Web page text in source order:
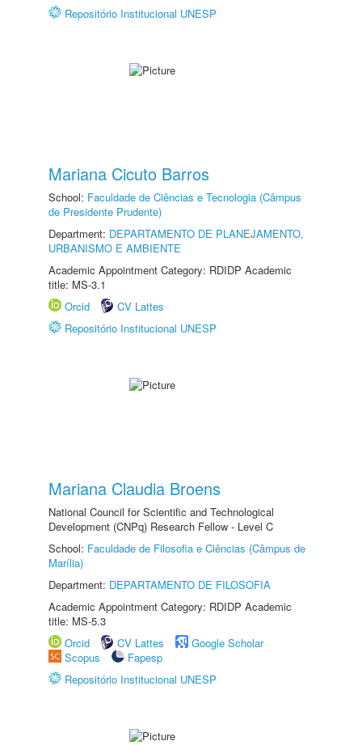
Repositório Institucional UNESP
Mariana Cicuto Barros
School: Faculdade de Ciências e Tecnologia (Câmpus
de Presidente Prudente)
Department: DEPARTAMENTO DE PLANEJAMENTO,
URBANISMO E AMBIENTE
Academic Appointment Category: RDIDP Academic
title: MS-3.1
Orcid
CV Lattes
Repositório Institucional UNESP
Mariana Claudia Broens
National Council for Scientific and Technological
Development (CNPq) Research Fellow - Level C
School: Faculdade de Filosofia e Ciências (Câmpus de
Marília)
Department: DEPARTAMENTO DE FILOSOFIA
Academic Appointment Category: RDIDP Academic
title: MS-5.3
Orcid
CV Lattes
Google Scholar
Scopus
Fapesp
Repositório Institucional UNESP